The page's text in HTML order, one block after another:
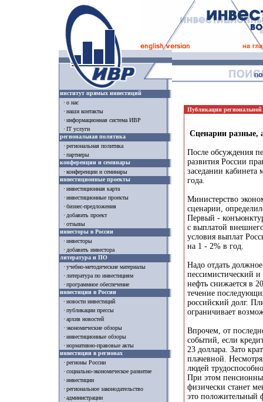
институт прямых инвестиций
о нас
наши контакты
информационная система ИВР
IT услуги
региональная политика
региональная политика
партнеры
конференции и семинары
конференции и семинары
инвестиционные проекты
инвестиционная карта
инвестиционные проекты
бизнес-предложения
добавить проект
отзывы
инвесторы в России
инвесторы
добавить инвестора
литература и ПО
учебно-методические материалы
литература по инвестициям
программное обеспечение
инвестиции в России
новости инвестиций
публикации прессы
архив новостей
экономические обзоры
инвестиционные обзоры
нормативно-правовые акты
инвестиции в регионах
регионы России
социально-экономическое развитие
инвестиции
региональное законодательство
администрации
Публикации региональной
Сценарии разные,
После обсуждения
развития России
заседании кабинета
года.
Министерство
сценарии,
Первый -
с выплатой
условия выплат
на 1 - 2% в год.
Надо отдать
пессимистический
нефть снижается в
течение
российский долг.
ограничивает
Впрочем, от
событий, если
23 доллара. Зато
плачевной.
людей
При этом
физически станет
это положительный